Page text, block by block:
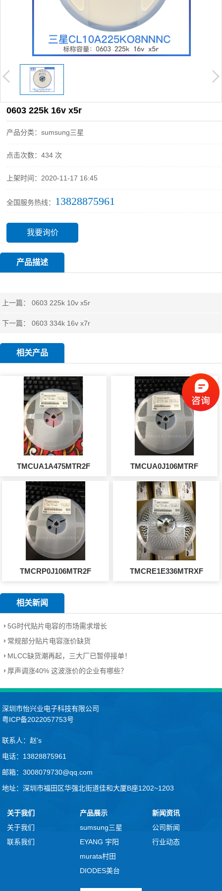
0603 225k 16v x5r
产品分类：sumsung三星
点击次数：434 次
上架时间：2020-11-17 16:45
全国服务热线： 13828875961
我要询价
产品描述
上一篇：0603 225k 10v x5r
下一篇：0603 334k 16v x7r
相关产品
TMCUA1A475MTR2F TMCUA0J106MTRF
TMCRP0J106MTR2F TMCRE1E336MTRXF
相关新闻
5G时代贴片电容的市场需求增长
常规部分贴片电容涨价缺货
MLCC缺货潮再起，三大厂已暂停接单！
厚声调涨40% 这波涨价的企业有哪些？
深圳市怡兴业电子科技有限公司
粤ICP备2022057753号
联系人：赵's
电话：13828875961
邮箱：3008079730@qq.com
地址：深圳市福田区华强北街道佳和大厦B座1202~1203
关于我们
关于我们
联系我们
产品展示
sumsung三星
EYANG 宇阳
murata村田
DIODES美台
新闻资讯
公司新闻
行业动态